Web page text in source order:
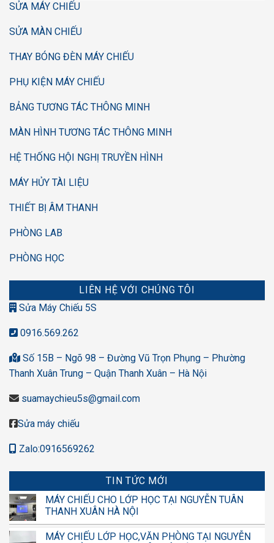
SỬA MÁY CHIẾU
SỬA MÀN CHIẾU
THAY BÓNG ĐÈN MÁY CHIẾU
PHỤ KIỆN MÁY CHIẾU
BẢNG TƯƠNG TÁC THÔNG MINH
MÀN HÌNH TƯƠNG TÁC THÔNG MINH
HỆ THỐNG HỘI NGHỊ TRUYỀN HÌNH
MÁY HỦY TÀI LIỆU
THIẾT BỊ ÂM THANH
PHÒNG LAB
PHÒNG HỌC
LIÊN HỆ VỚI CHÚNG TÔI
Sửa Máy Chiếu 5S
0916.569.262
Số 15B – Ngõ 98 – Đường Vũ Trọn Phụng – Phường
Thanh Xuân Trung – Quận Thanh Xuân – Hà Nội
suamaychieu5s@gmail.com
Sửa máy chiếu
Zalo:0916569262
TIN TỨC MỚI
MÁY CHIẾU CHO LỚP HỌC TẠI NGUYỄN TUÂN
THANH XUÂN HÀ NỘI
MÁY CHIẾU LỚP HỌC,VĂN PHÒNG TẠI NGUYỄN